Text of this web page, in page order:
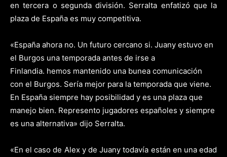
en tercera o segunda división. Serralta enfatizó que la
plaza de España es muy competitiva.
«España ahora no. Un futuro cercano si. Juany estuvo en
el Burgos una temporada antes de irse a
Finlandia. hemos mantenido una bunea comunicación
con el Burgos. Sería mejor para la temporada que viene.
En España siempre hay posibilidad y es una plaza que
manejo bien. Represento jugadores españoles y siempre
es una alternativa» dijo Serralta.
«En el caso de Alex y de Juany todavía están en una edad